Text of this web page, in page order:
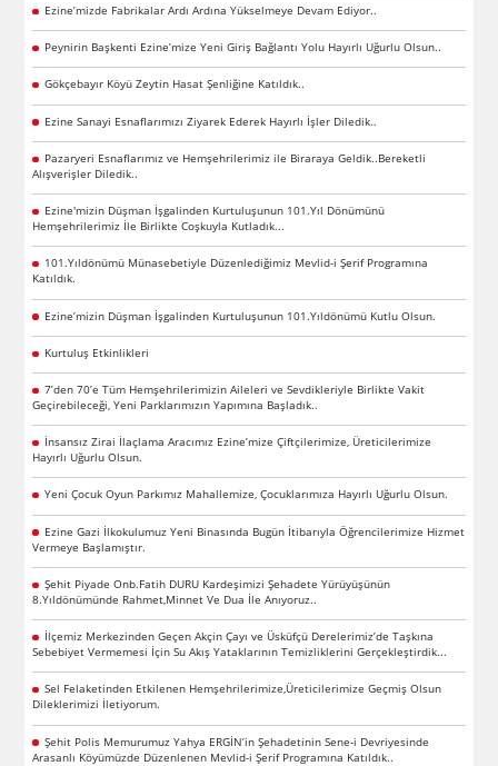
Ezine’mizde Fabrikalar Ardı Ardına Yükselmeye Devam Ediyor..
Peynirin Başkenti Ezine’mize Yeni Giriş Bağlantı Yolu Hayırlı Uğurlu Olsun..
Gökçebayır Köyü Zeytin Hasat Şenliğine Katıldık..
Ezine Sanayi Esnaflarımızı Ziyarek Ederek Hayırlı İşler Diledik..
Pazaryeri Esnaflarımız ve Hemşehrilerimiz ile Biraraya Geldik..Bereketli
Alışverişler Diledik..
Ezine'mizin Düşman İşgalinden Kurtuluşunun 101.Yıl Dönümünü
Hemşehrilerimiz İle Birlikte Coşkuyla Kutladık...
101.Yıldönümü Münasebetiyle Düzenlediğimiz Mevlid-i Şerif Programına
Katıldık.
Ezine’mizin Düşman İşgalinden Kurtuluşunun 101.Yıldönümü Kutlu Olsun.
Kurtuluş Etkinlikleri
7’den 70’e Tüm Hemşehrilerimizin Aileleri ve Sevdikleriyle Birlikte Vakit
Geçirebileceği, Yeni Parklarımızın Yapımına Başladık..
İnsansız Zirai İlaçlama Aracımız Ezine’mize Çiftçilerimize, Üreticilerimize
Hayırlı Uğurlu Olsun.
Yeni Çocuk Oyun Parkımız Mahallemize, Çocuklarımıza Hayırlı Uğurlu Olsun.
Ezine Gazi İlkokulumuz Yeni Binasında Bugün İtibarıyla Öğrencilerimize Hizmet
Vermeye Başlamıştır.
Şehit Piyade Onb.Fatih DURU Kardeşimizi Şehadete Yürüyüşünün
8.Yıldönümünde Rahmet,Minnet Ve Dua İle Anıyoruz..
İlçemiz Merkezinden Geçen Akçin Çayı ve Üsküfçü Derelerimiz’de Taşkına
Sebebiyet Vermemesi İçin Su Akış Yataklarının Temizliklerini Gerçekleştirdik...
Sel Felaketinden Etkilenen Hemşehrilerimize,Üreticilerimize Geçmiş Olsun
Dileklerimizi İletiyorum.
Şehit Polis Memurumuz Yahya ERGİN’in Şehadetinin Sene-i Devriyesinde
Arasanlı Köyümüzde Düzenlenen Mevlid-i Şerif Programına Katıldık..